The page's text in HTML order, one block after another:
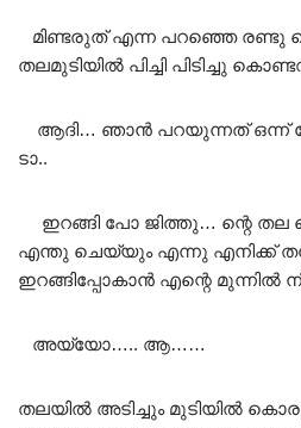
മിണ്ടരുത് എന്ന പറഞ്ഞെ
തലമുടിയിൽ പിച്ചി പിടിച്ചു
ആദി… ഞാൻ പറയുന്നത് ഒന്ന്
ടാ..
ഇറങ്ങി പോ ജിത്തു… ന്റെ
എന്തു ചെയ്യും എന്നു എനിക്ക്
ഇറങ്ങിപ്പോകാൻ എന്റെ മുന്നിൽ
അയ്യോ….. ആ……
തലയിൽ അടിച്ചും മുടിയിൽ